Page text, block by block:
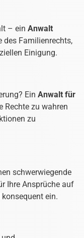
– ein Anwalt
des Familienrechts,
Einigung.
Ein Anwalt für
Rechte zu wahren
zu
schwerwiegende
Ihre Ansprüche auf
ein.